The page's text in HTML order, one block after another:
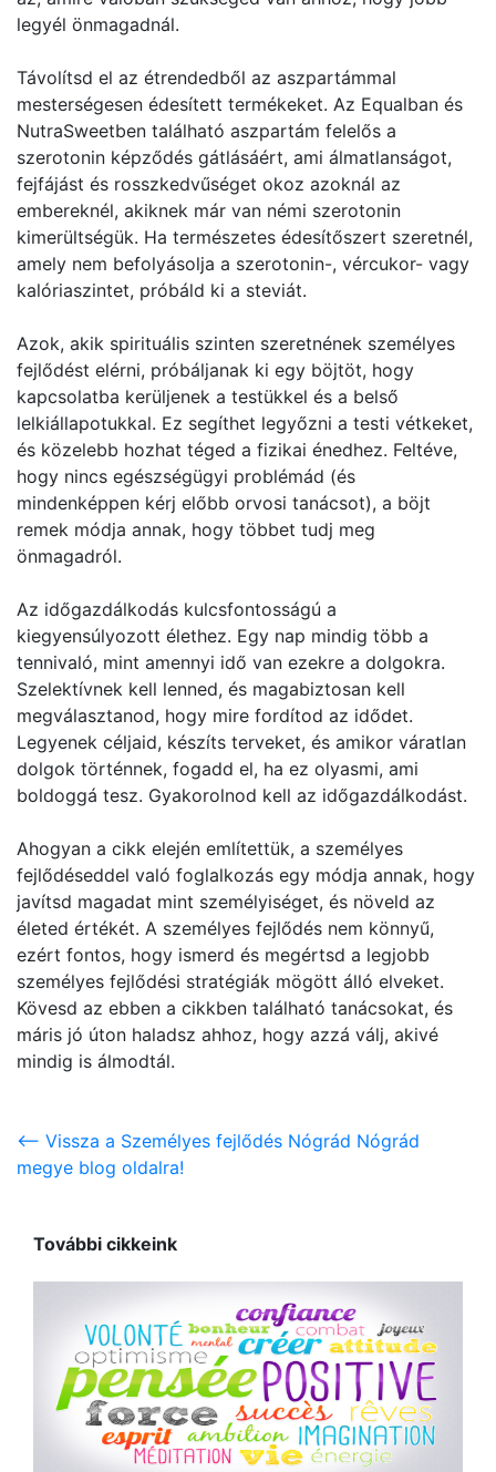
legyél önmagadnál.
Távolítsd el az étrendedből az aszpartámmal
mesterségesen édesített termékeket. Az Equalban és
NutraSweetben található aszpartám felelős a
szerotonin képződés gátlásáért, ami álmatlanságot,
fejfájást és rosszkedvűséget okoz azoknál az
embereknél, akiknek már van némi szerotonin
kimerültségük. Ha természetes édesítőszert szeretnél,
amely nem befolyásolja a szerotonin-, vércukor- vagy
kalóriaszintet, próbáld ki a steviát.
Azok, akik spirituális szinten szeretnének személyes
fejlődést elérni, próbáljanak ki egy böjtöt, hogy
kapcsolatba kerüljenek a testükkel és a belső
lelkiállapotukkal. Ez segíthet legyőzni a testi vétkeket,
és közelebb hozhat téged a fizikai énedhez. Feltéve,
hogy nincs egészségügyi problémád (és
mindenképpen kérj előbb orvosi tanácsot), a böjt
remek módja annak, hogy többet tudj meg
önmagadról.
Az időgazdálkodás kulcsfontosságú a
kiegyensúlyozott élethez. Egy nap mindig több a
tennivaló, mint amennyi idő van ezekre a dolgokra.
Szelektívnek kell lenned, és magabiztosan kell
megválasztanod, hogy mire fordítod az idődet.
Legyenek céljaid, készíts terveket, és amikor váratlan
dolgok történnek, fogadd el, ha ez olyasmi, ami
boldoggá tesz. Gyakorolnod kell az időgazdálkodást.
Ahogyan a cikk elején említettük, a személyes
fejlődéseddel való foglalkozás egy módja annak, hogy
javítsd magadat mint személyiséget, és növeld az
életed értékét. A személyes fejlődés nem könnyű,
ezért fontos, hogy ismerd és megértsd a legjobb
személyes fejlődési stratégiák mögött álló elveket.
Kövesd az ebben a cikkben található tanácsokat, és
máris jó úton haladsz ahhoz, hogy azzá válj, akivé
mindig is álmodtál.
<-- Vissza a Személyes fejlődés Nógrád Nógrád
megye blog oldalra!
További cikkeink